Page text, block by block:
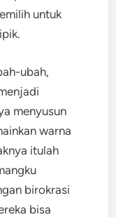
untuk
ubah,
menyusun
warna
itulah
birokrasi
bisa